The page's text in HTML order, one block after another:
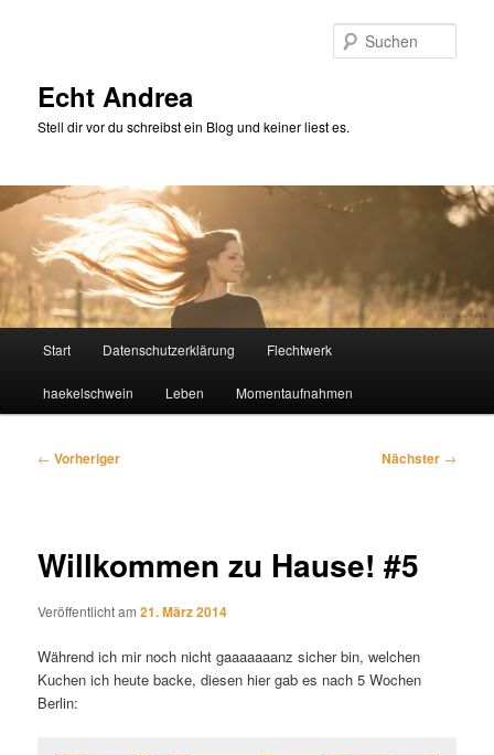
Echt Andrea
Stell dir vor du schreibst ein Blog und keiner liest es.
Start Datenschutzerklärung Flechtwerk
haekelschwein Leben Momentaufnahmen
Beitragsnavigation
← Vorheriger Nächster →
Willkommen zu Hause! #5
Veröffentlicht am21. März 2014
Während ich mir noch nicht gaaaaaaanz sicher bin, welchen
Kuchen ich heute backe, diesen hier gab es nach 5 Wochen
Berlin: